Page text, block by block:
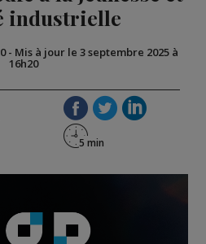
industrielle
- Mis à jour le 3 septembre 2025 à
16h20